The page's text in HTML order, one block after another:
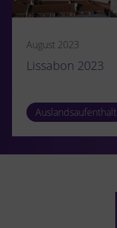
August 2023
Lissabon 2023
Auslandsaufenthalt